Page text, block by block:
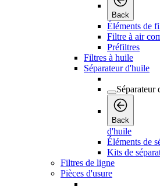
Back
Éléments de
Filtre à air
Préfiltres
Filtres à huile
Séparateur d'huile
Séparateur
Back
d'huile
Éléments de
Kits de
Filtres de ligne
Pièces d'usure